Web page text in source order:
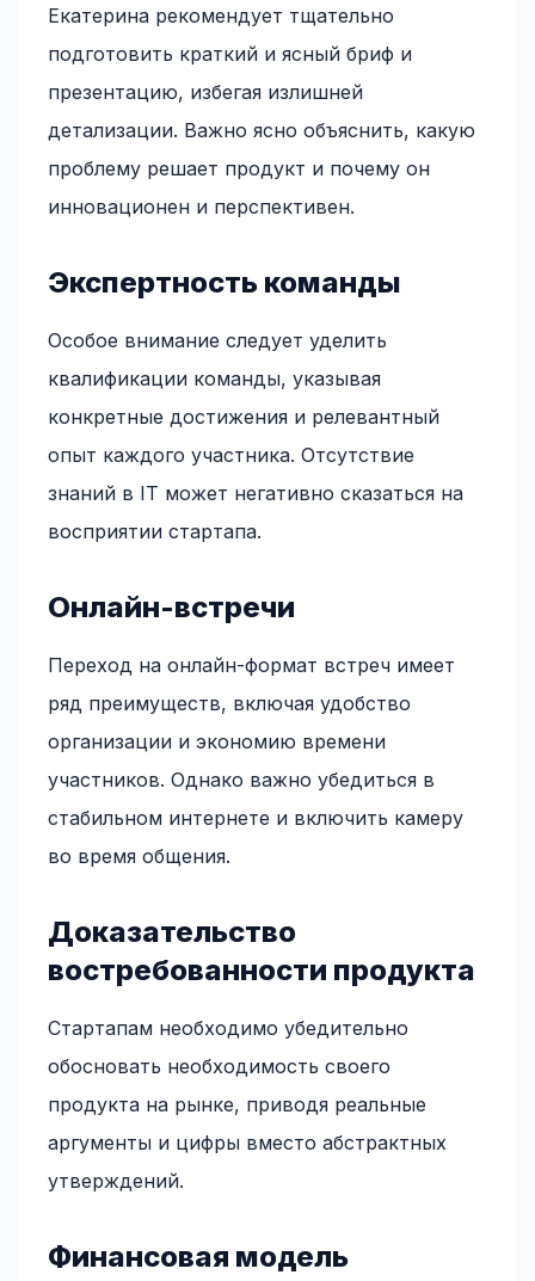
Екатерина рекомендует тщательно
подготовить краткий и ясный бриф и
презентацию, избегая излишней
детализации. Важно ясно объяснить, какую
проблему решает продукт и почему он
инновационен и перспективен.
Экспертность команды
Особое внимание следует уделить
квалификации команды, указывая
конкретные достижения и релевантный
опыт каждого участника. Отсутствие
знаний в IT может негативно сказаться на
восприятии стартапа.
Онлайн-встречи
Переход на онлайн-формат встреч имеет
ряд преимуществ, включая удобство
организации и экономию времени
участников. Однако важно убедиться в
стабильном интернете и включить камеру
во время общения.
Доказательство
востребованности продукта
Стартапам необходимо убедительно
обосновать необходимость своего
продукта на рынке, приводя реальные
аргументы и цифры вместо абстрактных
утверждений.
Финансовая модель